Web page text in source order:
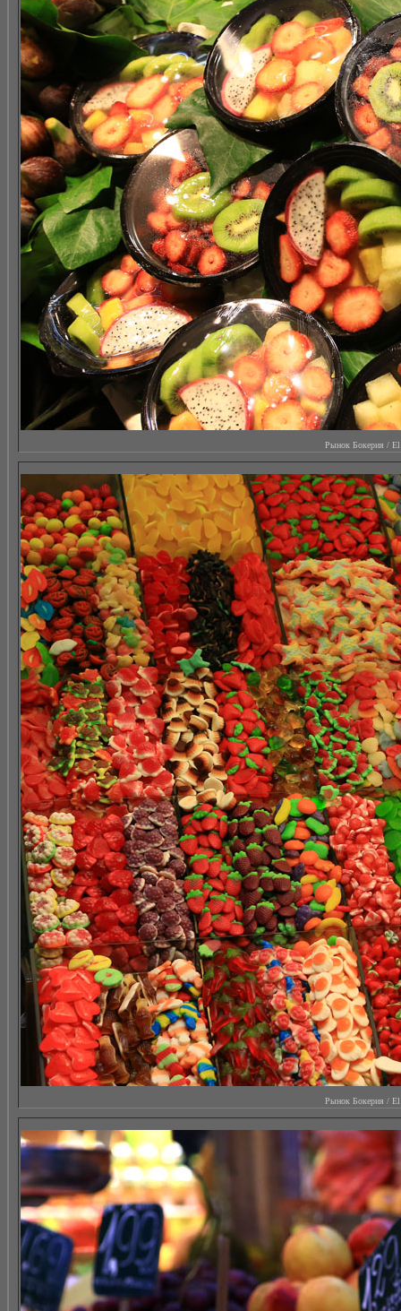
Рынок Бокерия / El
Рынок Бокерия / El